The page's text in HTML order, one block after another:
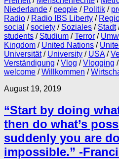
Niederlande / people / Politik /
Radio / Radio IBS Liberty /
social /society / Soziales / Stadt
students / Studium /Terror /
Kingdom / United Nations /
Universität/ University / USA /
Verständigung /Vlog /Vlogging /
welcome /Willkommen /
August 19, 2019
“Start by doing
then do what’s
suddenly you are
impossible.” -